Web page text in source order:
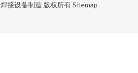
焊接设备制造 版权所有Sitemap